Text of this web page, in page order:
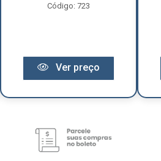
Código: 723
Ver preço